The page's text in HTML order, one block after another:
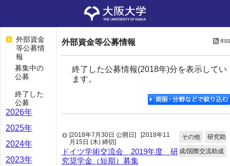
外部資金
等公募情
報
募集中の
公募
終了した
公募
2026年
2025年
2024年
2023年
外部資金等公募情報
終了した公募情報(2018年)分を表示してい
ます。
[2018年7月30日 公開日]
[2018年11
月15日 (木) 締切]
ドイツ学術交流会 2019年度 研
究奨学金（短期）募集
その他
研究助
成/国際交流助成